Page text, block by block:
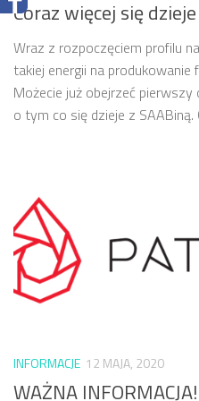
Coraz więcej się dzieje
Wraz z rozpoczęciem profilu
takiej energii na produkowanie
Możecie już obejrzeć
o tym co się dzieje z SAABiną.
INFORMACJE 12 MAJA, 2020
WAŻNA INFORMACJA!